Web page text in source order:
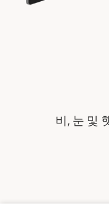
비, 눈 및